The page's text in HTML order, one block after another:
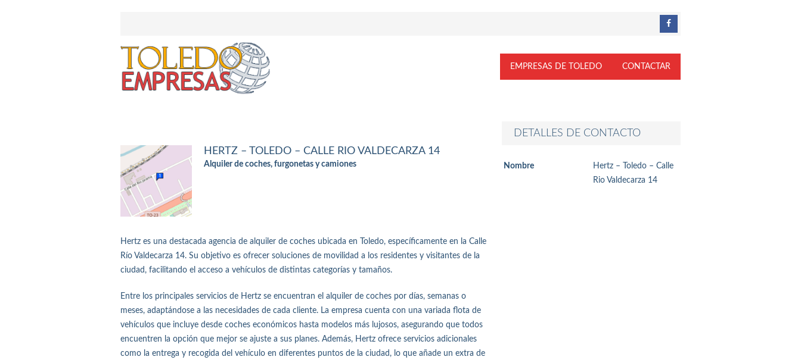
EMPRESAS DE TOLEDO CONTACTAR
DETALLES DE CONTACTO
Nombre
Hertz – Toledo – Calle
Rio Valdecarza 14
HERTZ – TOLEDO – CALLE RIO VALDECARZA 14
Alquiler de coches, furgonetas y camiones
Hertz es una destacada agencia de alquiler de coches ubicada en Toledo, específicamente en la Calle
Río Valdecarza 14. Su objetivo es ofrecer soluciones de movilidad a los residentes y visitantes de la
ciudad, facilitando el acceso a vehículos de distintas categorías y tamaños.
Entre los principales servicios de Hertz se encuentran el alquiler de coches por días, semanas o
meses, adaptándose a las necesidades de cada cliente. La empresa cuenta con una variada flota de
vehículos que incluye desde coches económicos hasta modelos más lujosos, asegurando que todos
encuentren la opción que mejor se ajuste a sus planes. Además, Hertz ofrece servicios adicionales
como la entrega y recogida del vehículo en diferentes puntos de la ciudad, lo que añade un extra de